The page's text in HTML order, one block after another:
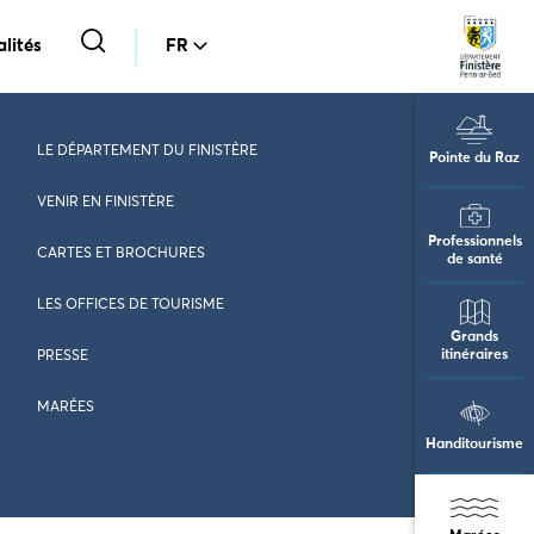
FR
Pointe du Raz
Professionnels
de santé
Grands
itinéraires
Handitourisme
LE DÉPARTEMENT DU FINISTÈRE
VENIR EN FINISTÈRE
CARTES ET BROCHURES
LES OFFICES DE TOURISME
PRESSE
MARÉES